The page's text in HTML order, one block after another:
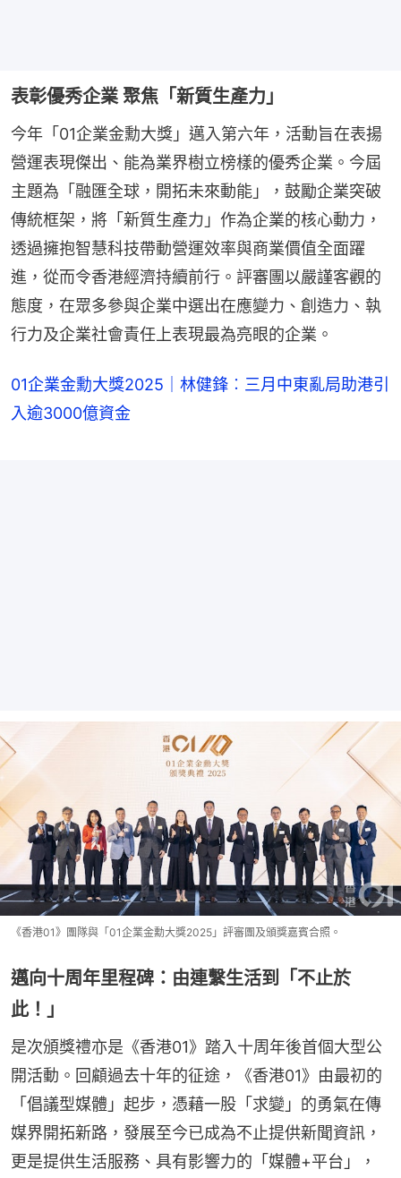
表彰優秀企業 聚焦「新質生產力」
今年「01企業金勳大獎」邁入第六年，活動旨在表揚
營運表現傑出、能為業界樹立榜樣的優秀企業。今屆
主題為「融匯全球，開拓未來動能」，鼓勵企業突破
傳統框架，將「新質生產力」作為企業的核心動力，
透過擁抱智慧科技帶動營運效率與商業價值全面躍
進，從而令香港經濟持續前行。評審團以嚴謹客觀的
態度，在眾多參與企業中選出在應變力、創造力、執
行力及企業社會責任上表現最為亮眼的企業。
01企業金勳大獎2025｜林健鋒︰三月中東亂局助港引
入逾3000億資金
《香港01》團隊與「01企業金勳大獎2025」評審團及頒獎嘉賓合照。
邁向十周年里程碑：由連繫生活到「不止於
此！」
是次頒獎禮亦是《香港01》踏入十周年後首個大型公
開活動。回顧過去十年的征途，《香港01》由最初的
「倡議型媒體」起步，憑藉一股「求變」的勇氣在傳
媒界開拓新路，發展至今已成為不止提供新聞資訊，
更是提供生活服務、具有影響力的「媒體+平台」，